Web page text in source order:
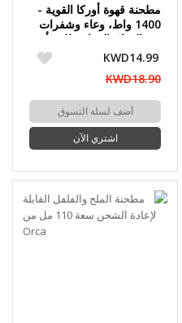
مطحنة قهوة أوركا القوية -
1400 واط، وعاء وشفرات
من الفولاذ المقاوم للصدأ
KWD14.99
KWD18.90
أضف لسلة التسوق
اشتري الآن